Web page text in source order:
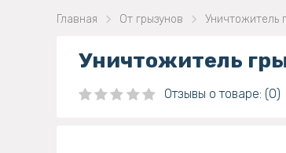
Главная От грызунов Уничтожитель
Уничтожитель
Отзывы о товаре: (0)